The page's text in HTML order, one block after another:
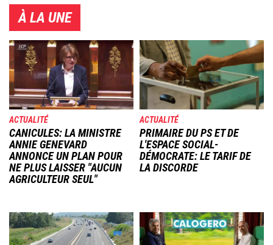
À LA UNE
Image
ACTUALITÉ
CANICULES: LA MINISTRE
ANNIE GENEVARD
ANNONCE UN PLAN POUR
NE PLUS LAISSER "AUCUN
AGRICULTEUR SEUL"
Image
ACTUALITÉ
PRIMAIRE DU PS ET DE
L'ESPACE SOCIAL-
DÉMOCRATE: LE TARIF DE
LA DISCORDE
Image Image